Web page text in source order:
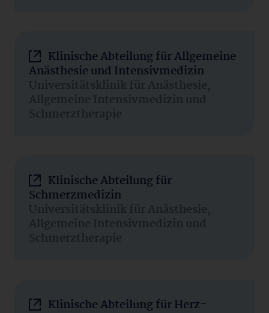
Klinische Abteilung für Allgemeine
Anästhesie und Intensivmedizin
Universitätsklinik für Anästhesie,
Allgemeine Intensivmedizin und
Schmerztherapie
Klinische Abteilung für
Schmerzmedizin
Universitätsklinik für Anästhesie,
Allgemeine Intensivmedizin und
Schmerztherapie
Klinische Abteilung für Herz-